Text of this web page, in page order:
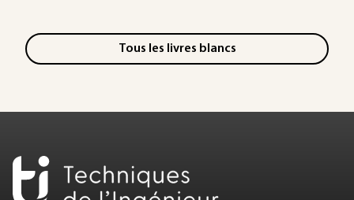
Tous les livres blancs